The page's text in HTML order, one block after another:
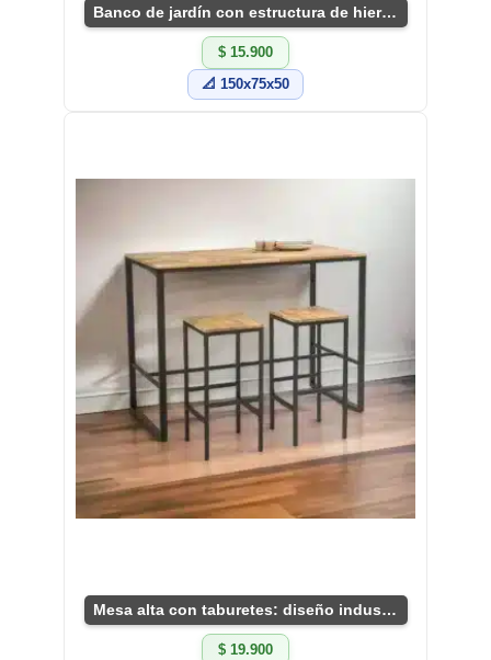
Banco de jardín con estructura de hierro y tablones
$ 15.900
📐 150x75x50
Mesa alta con taburetes: diseño industrial único.
$ 19.900